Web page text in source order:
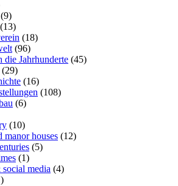
(9)
(18)
(96)
die Jahrhunderte (45)
(29)
(16)
(108)
(6)
(10)
manor houses (12)
(5)
(1)
media (4)